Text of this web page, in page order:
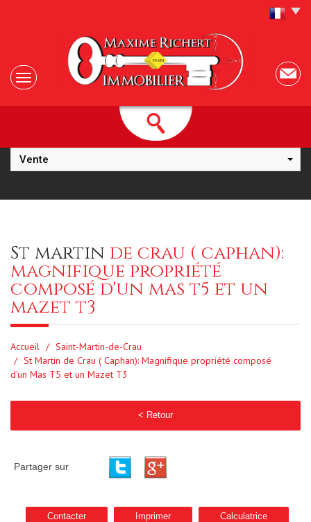
Vente
st martin de crau ( caphan):
magnifique propriété
composé d'un mas t5 et un
mazet t3
Accueil
Saint-Martin-de-Crau
St Martin de Crau ( Caphan): Magnifique propriété composé
d'un Mas T5 et un Mazet T3
< Retour
Partager sur
Contacter Imprimer Calculatrice